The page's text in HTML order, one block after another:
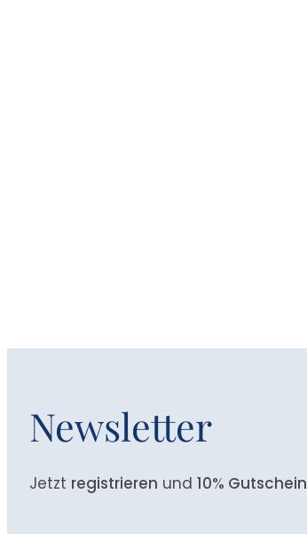
Newsletter
Jetzt registrieren und 10% Gutschein